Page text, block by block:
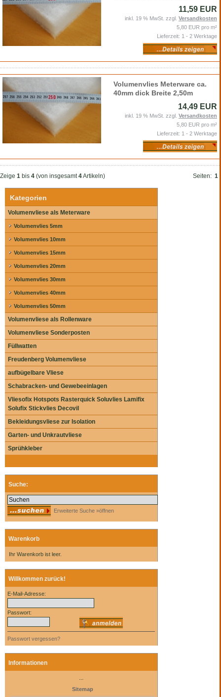
11,59 EUR
inkl. 19 % MwSt. zzgl. Versandkosten
5,80 EUR pro m²
Lieferzeit: 1 - 2 Werktage
Volumenvlies Meterware ca.
40mm dick Breite 2,50m
14,49 EUR
inkl. 19 % MwSt. zzgl. Versandkosten
5,80 EUR pro m²
Lieferzeit: 1 - 2 Werktage
Zeige 1 bis 4 (von insgesamt4Artikeln) Seiten: 1
Kategorien
Volumenvliese als Meterware
Volumenvlies 5mm
Volumenvlies 10mm
Volumenvlies 15mm
Volumenvlies 20mm
Volumenvlies 30mm
Volumenvlies 40mm
Volumenvlies 50mm
Volumenvliese als Rollenware
Volumenvliese Sonderposten
Füllwatten
Freudenberg Volumenvliese
aufbügelbare Vliese
Schabracken- und Gewebeeinlagen
Vliesofix Hotspots Rasterquick Soluvlies Lamifix
Solufix Stickvlies Decovil
Bekleidungsvliese zur Isolation
Garten- und Unkrautvliese
Sprühkleber
Suche:
Erweiterte Suche »öffnen
Warenkorb
Ihr Warenkorb ist leer.
Willkommen zurück!
E-Mail-Adresse:
Passwort:
Passwort vergessen?
Informationen
...
Sitemap